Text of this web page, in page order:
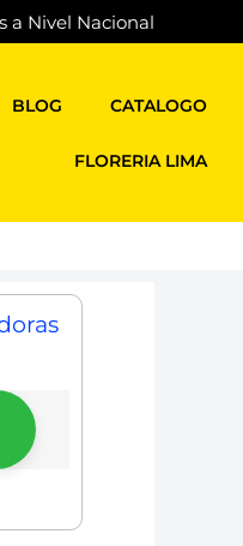
a Nivel Nacional
BLOG CATALOGO
FLORERIA LIMA